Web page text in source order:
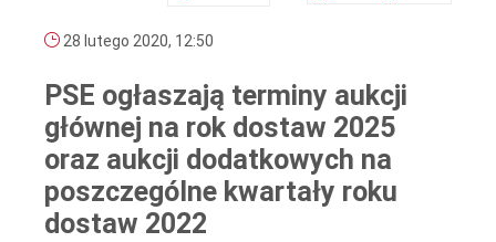
28 lutego 2020, 12:50
PSE ogłaszają terminy aukcji
głównej na rok dostaw 2025
oraz aukcji dodatkowych na
poszczególne kwartały roku
dostaw 2022